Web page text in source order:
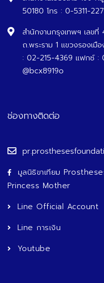
50180 โทร : 0-5311-
สำนักงานกรุงเทพฯ เลข
ถ.พระราม 1 แขวงรองเมื
: 02-215-4369 แฟกซ์ :
@bcx8919o
ช่องทางติดต่อ
มูลนิธิขาเทียม
Princess Mother
Line Official Account
Line การเงิน
Youtube